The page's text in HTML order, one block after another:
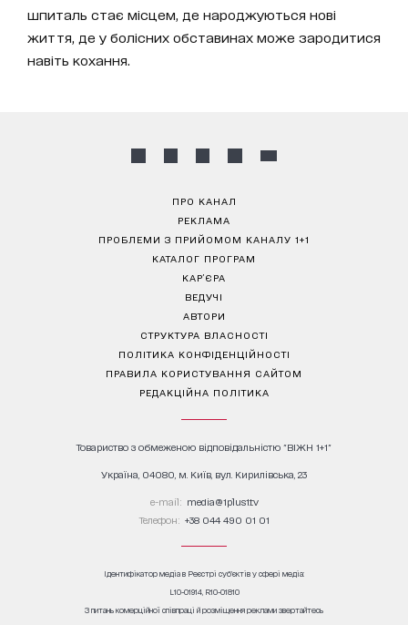
шпиталь стає місцем, де народжуються нові
життя, де у болісних обставинах може зародитися
навіть кохання.
ПРО КАНАЛ
РЕКЛАМА
ПРОБЛЕМИ З ПРИЙОМОМ КАНАЛУ 1+1
КАТАЛОГ ПРОГРАМ
КАР’ЄРА
ВЕДУЧІ
АВТОРИ
СТРУКТУРА ВЛАСНОСТІ
ПОЛІТИКА КОНФІДЕНЦІЙНОСТІ
ПРАВИЛА КОРИСТУВАННЯ САЙТОМ
РЕДАКЦІЙНА ПОЛІТИКА
Товариство з обмеженою відповідальністю "ВІЖН 1+1"
Україна, 04080, м. Київ, вул. Кирилівська, 23
е-mail: media@1plus1.tv
Телефон: +38 044 490 01 01
Ідентифікатор медіа в Реєстрі суб’єктів у сфері медіа:
L10-01914, R10-01810
З питань комерційної співпраці й розміщення реклами звертайтесь